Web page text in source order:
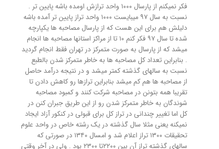
فکر نمیکنم از پارسال ۱۰۰۰ واحد ترازش اومده باشه پایین تر .
نسبت به سال ۹۷ میبایست ۱۰۰۰ واحد تراز پایین تر آمده باشه
دلیلش هم برای این هست که از پارسال مصاحبه ها یکپارچه
شده تا سال ۹۷ فکر کنم ۱۰ تا از مراکز استانها مصاحبه ها انجام
میشد که از پارسال به صورت متمرکز در تهران فقط انجام گردید
. بنابراین تعداد کل مصاحبه ها به خاطر متمرکز شدن بالطبع
نسبت به سالهای گذشته کمتر میشد و در نتیجه درآمد حاصل
از مصاحبه ها هم کم میشد بنابراین ترازها رو کاهش دادن تا
تقریبا همه بتونن در مصاحبه شرکت کنند و کمبود مصاحبه
شوندگان به خاطر متمرکز شدن رو از این طریق جبران کنن در
کل اما تغییر چندانی در تراز کل برای قبولی در کنکور آزاد ایجاد
نمیکنه یعنی مثلا سال گذشته در یک رشته خاص در واحد علوم
تحقیقات ۱۳۰۰ تراز اعلام شد و امسال ۱۳۴۰ در صورتی که
سالهای گذشته تراز آن بین ۲۲۰۰تا ۲۳۰۰ بود . ولی در آخر وقتی